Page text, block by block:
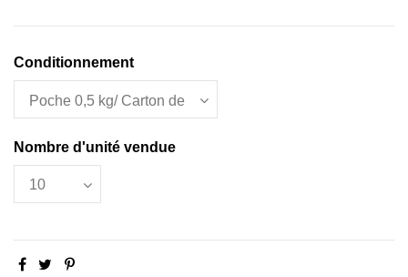
Conditionnement
Nombre d'unité vendue